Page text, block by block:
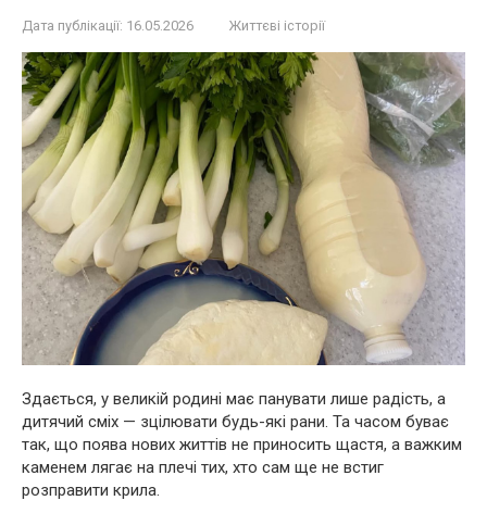
Дата публікації: 16.05.2026 Життєві історії
Здається, у великій родині має панувати лише радість, а
дитячий сміх — зцілювати будь-які рани. Та часом буває
так, що поява нових життів не приносить щастя, а важким
каменем лягає на плечі тих, хто сам ще не встиг
розправити крила.